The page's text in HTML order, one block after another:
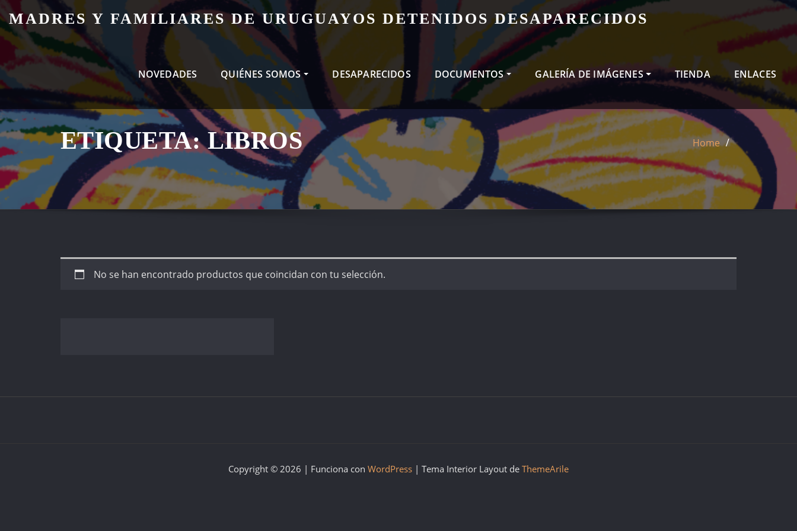
Skip
to
content
MADRES Y FAMILIARES DE URUGUAYOS DETENIDOS DESAPARECIDOS
NOVEDADES QUIÉNES SOMOS DESAPARECIDOS DOCUMENTOS GALERÍA DE IMÁGENES TIENDA ENLACES
ETIQUETA:LIBROS Home
No se han encontrado productos que coincidan con tu selección.
Copyright © 2026 | Funciona con WordPress | Tema Interior Layout de ThemeArile